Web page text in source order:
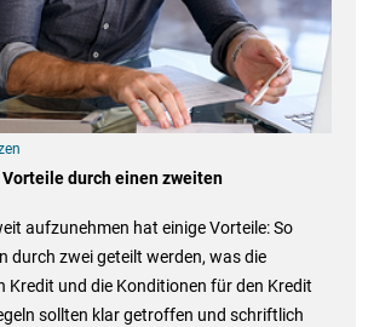
durch einen zweiten
aufzunehmen hat einige Vorteile: So
durch zwei geteilt werden, was die
Kredit und die Konditionen für den Kredit
sollten klar getroffen und schriftlich